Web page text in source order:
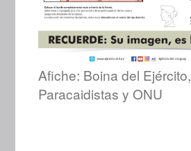
Afiche: Boina del Ejército,
Paracaidistas y ONU